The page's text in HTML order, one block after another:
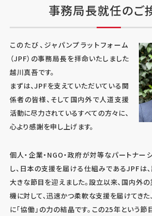
事務局長就任のご
このたび、ジャパンプラットフォーム
（JPF）の事務局長を拝命いたしました
越川真吾です。
まずは、JPFを支えていただいている関
係者の皆様、そして国内外で人道支援
活動に尽力されているすべての方々に、
心より感謝を申し上げます。
個人・企業・NGO・政府が対等なパートナー
し、日本の支援を届ける仕組みであるJPFは
大きな節目を迎えました。設立以来、国内外の
機に対して、迅速かつ柔軟な支援を届けてき
に「協働」の力の結晶です。この25年という節